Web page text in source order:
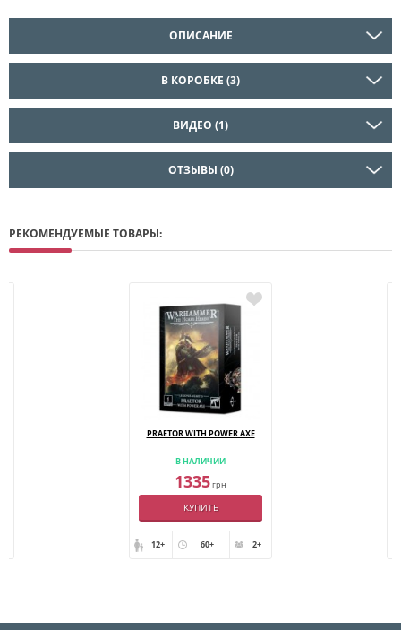
ОПИСАНИЕ
В КОРОБКЕ (3)
ВИДЕО (1)
ОТЗЫВЫ (0)
РЕКОМЕНДУЕМЫЕ ТОВАРЫ:
PRAETOR WITH POWER AXE
В НАЛИЧИИ
1335грн
КУПИТЬ
12+ 60+ 2+